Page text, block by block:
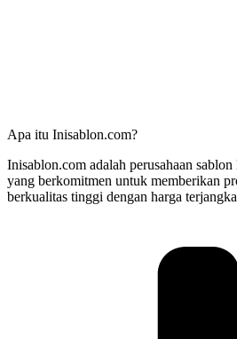
Apa itu Inisablon.com?
Inisablon.com adalah perusahaan
yang berkomitmen untuk memberikan
berkualitas tinggi dengan harga